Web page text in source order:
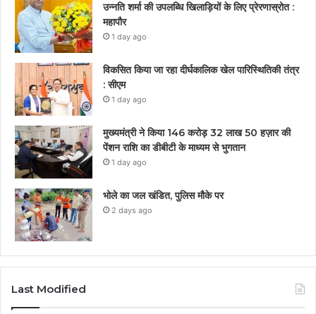
उन्नति शर्मा की उपलब्धि खिलाड़ियों के लिए प्रेरणास्रोत :
महापौर
1 day ago
विकसित किया जा रहा दीर्घकालिक खेल पारिस्थितिकी तंत्र
: सीएम
1 day ago
मुख्यमंत्री ने किया 146 करोड़ 32 लाख 50 हज़ार की
पेंशन राशि का डीबीटी के माध्यम से भुगतान
1 day ago
भोले का जल खंडित, पुलिस मौके पर
2 days ago
Last Modified